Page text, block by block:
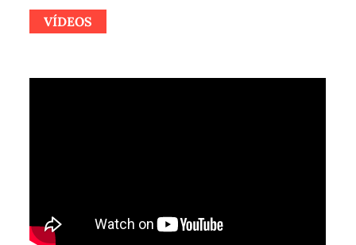
VÍDEOS